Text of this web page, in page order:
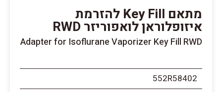
מתאם Key Fill להזרמת
איזופלוראן לואפוריזר RWD
Adapter for Isoflurane Vaporizer Key Fill RWD
552R58402